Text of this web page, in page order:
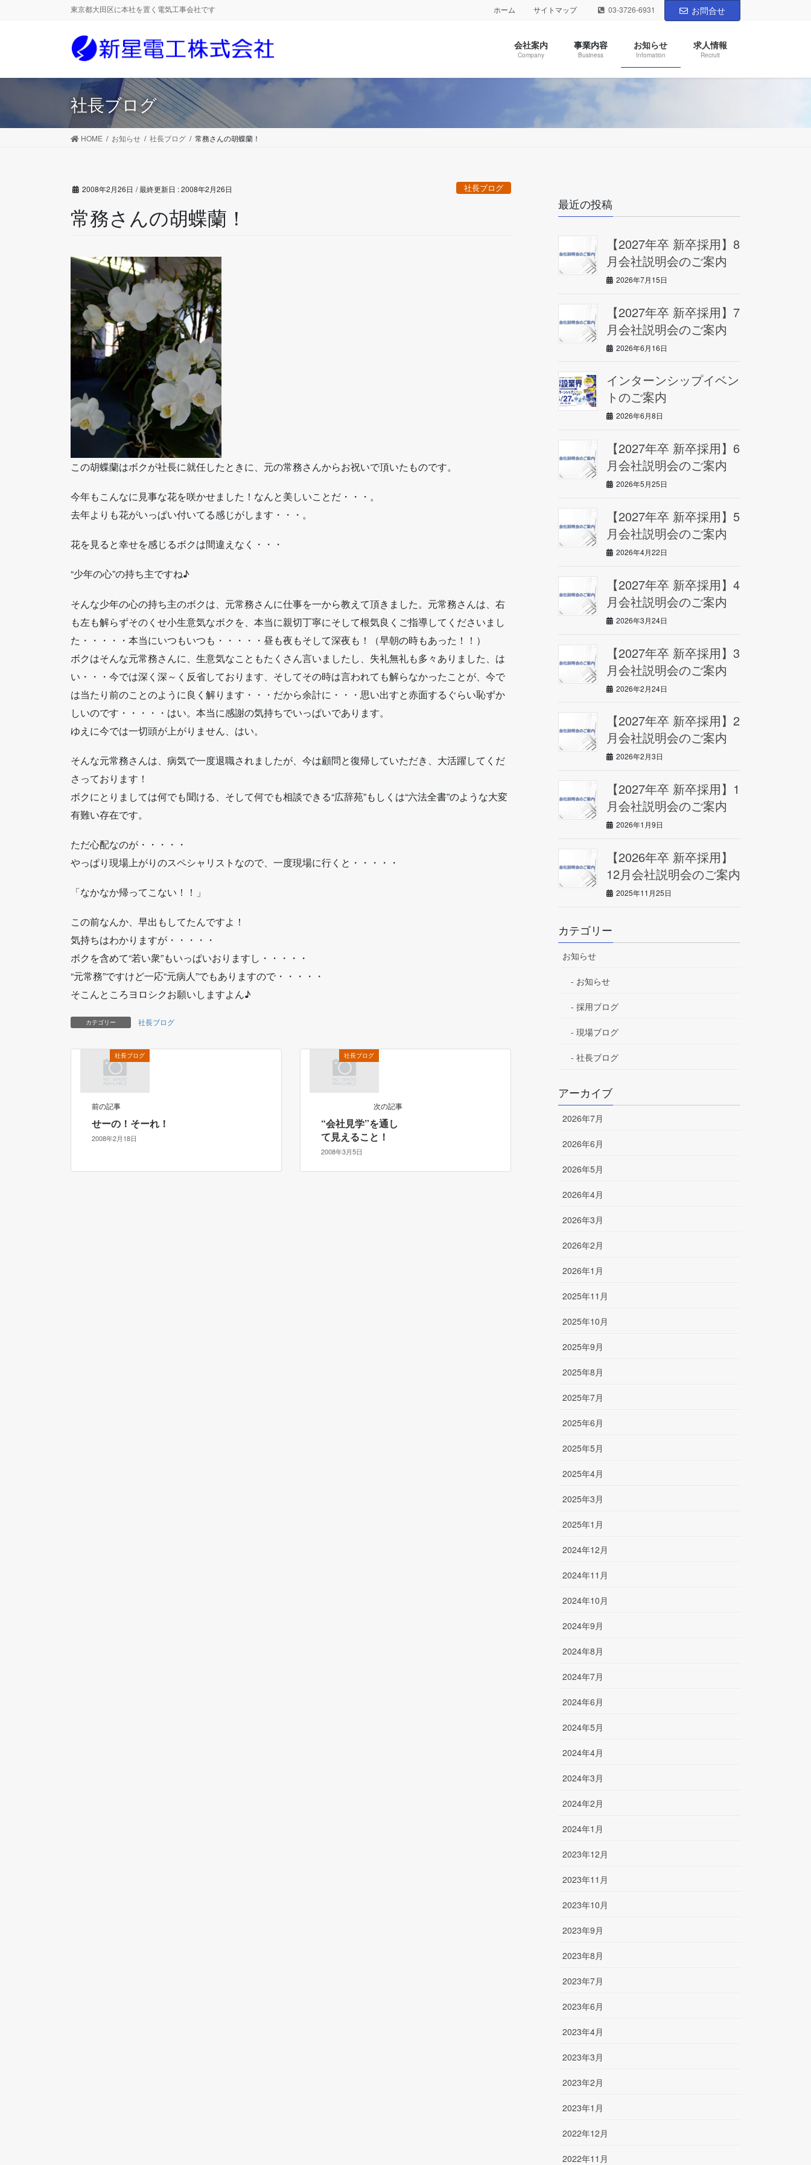
に
ョ
東京都大田区に本社を置く電気工事会社です ホーム サイトマップ 03-3726-6931 お問合せ
会社案内
Company
事業内容
Business
お知らせ
Infomation
求人情報
Recruit
社長ブログ
HOME お知らせ 社長ブログ 常務さんの胡蝶蘭！
2008年2月26日 / 最終更新日 :2008年2月26日 社長ブログ
常務さんの胡蝶蘭！
この胡蝶蘭はボクが社長に就任したときに、元の常務さんからお祝いで頂いたものです。
今年もこんなに見事な花を咲かせました！なんと美しいことだ・・・。
去年よりも花がいっぱい付いてる感じがします・・・。
花を見ると幸せを感じるボクは間違えなく・・・
“少年の心”の持ち主ですね♪
そんな少年の心の持ち主のボクは、元常務さんに仕事を一から教えて頂きました。元常務さんは、右
も左も解らずそのくせ小生意気なボクを、本当に親切丁寧にそして根気良くご指導してくださいまし
た・・・・・本当にいつもいつも・・・・・昼も夜もそして深夜も！（早朝の時もあった！！）
ボクはそんな元常務さんに、生意気なこともたくさん言いましたし、失礼無礼も多々ありました、は
い・・・今では深く深～く反省しております、そしてその時は言われても解らなかったことが、今で
は当たり前のことのように良く解ります・・・だから余計に・・・思い出すと赤面するぐらい恥ずか
しいのです・・・・・はい。本当に感謝の気持ちでいっぱいであります。
ゆえに今では一切頭が上がりません、はい。
そんな元常務さんは、病気で一度退職されましたが、今は顧問と復帰していただき、大活躍してくだ
さっております！
ボクにとりましては何でも聞ける、そして何でも相談できる“広辞苑”もしくは“六法全書”のような大変
有難い存在です。
ただ心配なのが・・・・・
やっぱり現場上がりのスペシャリストなので、一度現場に行くと・・・・・
「なかなか帰ってこない！！」
この前なんか、早出もしてたんですよ！
気持ちはわかりますが・・・・・
ボクを含めて“若い衆”もいっぱいおりますし・・・・・
“元常務”ですけど一応“元病人”でもありますので・・・・・
そこんところヨロシクお願いしますよん♪
カテゴリー 社長ブログ
社長ブログ
前の記事
せーの！そーれ！
2008年2月18日
社長ブログ
次の記事
“会社見学”を通し
て見えること！
2008年3月5日
最近の投稿
【2027年卒 新卒採用】8
月会社説明会のご案内
2026年7月15日
【2027年卒 新卒採用】7
月会社説明会のご案内
2026年6月16日
インターンシップイベン
トのご案内
2026年6月8日
【2027年卒 新卒採用】6
月会社説明会のご案内
2026年5月25日
【2027年卒 新卒採用】5
月会社説明会のご案内
2026年4月22日
【2027年卒 新卒採用】4
月会社説明会のご案内
2026年3月24日
【2027年卒 新卒採用】3
月会社説明会のご案内
2026年2月24日
【2027年卒 新卒採用】2
月会社説明会のご案内
2026年2月3日
【2027年卒 新卒採用】1
月会社説明会のご案内
2026年1月9日
【2026年卒 新卒採用】
12月会社説明会のご案内
2025年11月25日
カテゴリー
お知らせ
お知らせ
採用ブログ
現場ブログ
社長ブログ
アーカイブ
2026年7月
2026年6月
2026年5月
2026年4月
2026年3月
2026年2月
2026年1月
2025年11月
2025年10月
2025年9月
2025年8月
2025年7月
2025年6月
2025年5月
2025年4月
2025年3月
2025年1月
2024年12月
2024年11月
2024年10月
2024年9月
2024年8月
2024年7月
2024年6月
2024年5月
2024年4月
2024年3月
2024年2月
2024年1月
2023年12月
2023年11月
2023年10月
2023年9月
2023年8月
2023年7月
2023年6月
2023年4月
2023年3月
2023年2月
2023年1月
2022年12月
2022年11月